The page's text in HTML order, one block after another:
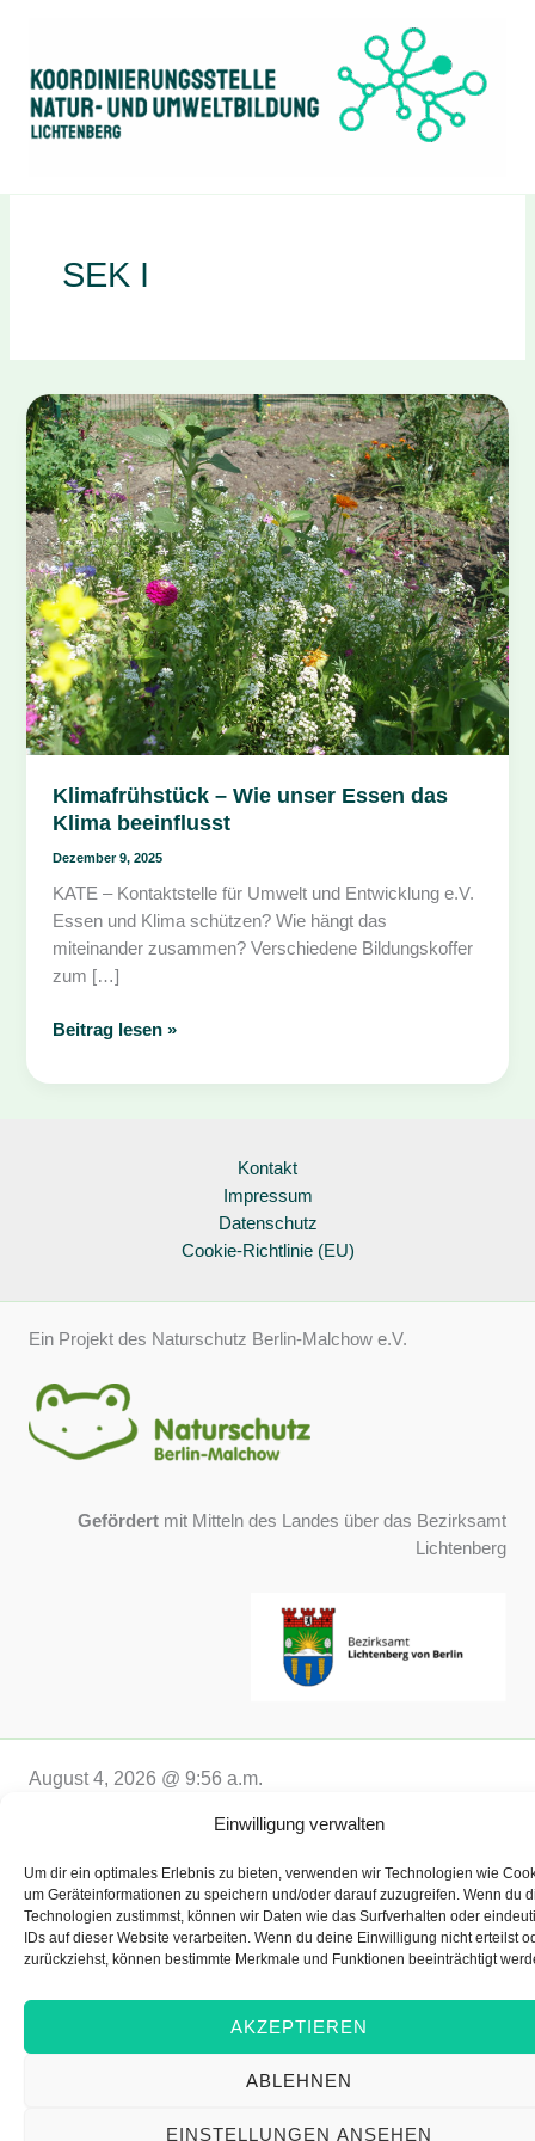
Einwilligung verwalten
Um dir ein optimales Erlebnis zu bieten, verwenden wir Technologien wie
um Geräteinformationen zu speichern und/oder darauf zuzugreifen. Wenn du
Technologien zustimmst, können wir Daten wie das Surfverhalten oder
IDs auf dieser Website verarbeiten. Wenn du deine Einwilligung nicht erteilst
zurückziehst, können bestimmte Merkmale und Funktionen beeinträchtigt
AKZEPTIEREN
ABLEHNEN
EINSTELLUNGEN ANSEHEN
springen
SEK I
Klimafrühstück – Wie unser Essen das
Klima beeinflusst
Dezember 9, 2025
KATE – Kontaktstelle für Umwelt und Entwicklung e.V.
Essen und Klima schützen? Wie hängt das
miteinander zusammen? Verschiedene Bildungskoffer
zum […]
Klimafrühstück
Wie
Beitrag lesen »
Kontakt
Impressum
Datenschutz
Cookie-Richtlinie (EU)
Ein Projekt des Naturschutz Berlin-Malchow e.V.
Gefördert mit Mitteln des Landes über das Bezirksamt
Lichtenberg
August 4, 2026 @ 9:56 a.m.
2026 © Koordinierungsstelle für Natur- und Umweltbildung
Lichtenberg